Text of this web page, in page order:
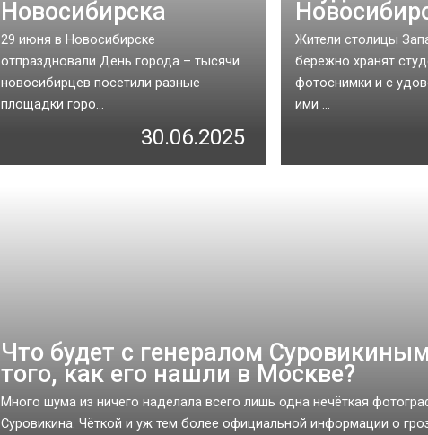
Новосибирска
29 июня в Новосибирске
отпраздновали День города – тысячи
новосибирцев посетили разные
площадки горо...
30.06.2025
Жители столицы
бережно хранят
фотоснимки и с
ими ...
Что будет с генералом
того, как его нашли в Москве?
Много шума из ничего наделала всего лишь одна нечёткая
Суровикина. Чёткой и уж тем более официальной информации о